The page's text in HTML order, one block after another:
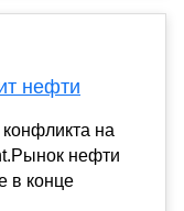
нефти
на
нефти
в конце